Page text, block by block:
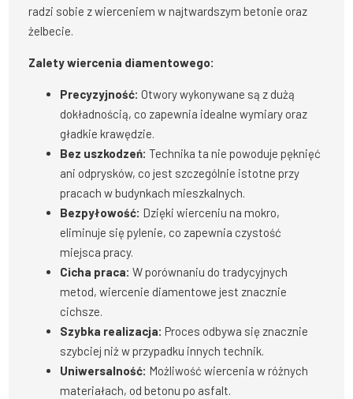
radzi sobie z wierceniem w najtwardszym betonie oraz
żelbecie.
Zalety wiercenia diamentowego:
Precyzyjność: Otwory wykonywane są z dużą
dokładnością, co zapewnia idealne wymiary oraz
gładkie krawędzie.
Bez uszkodzeń: Technika ta nie powoduje pęknięć
ani odprysków, co jest szczególnie istotne przy
pracach w budynkach mieszkalnych.
Bezpyłowość: Dzięki wierceniu na mokro,
eliminuje się pylenie, co zapewnia czystość
miejsca pracy.
Cicha praca: W porównaniu do tradycyjnych
metod, wiercenie diamentowe jest znacznie
cichsze.
Szybka realizacja: Proces odbywa się znacznie
szybciej niż w przypadku innych technik.
Uniwersalność: Możliwość wiercenia w różnych
materiałach, od betonu po asfalt.